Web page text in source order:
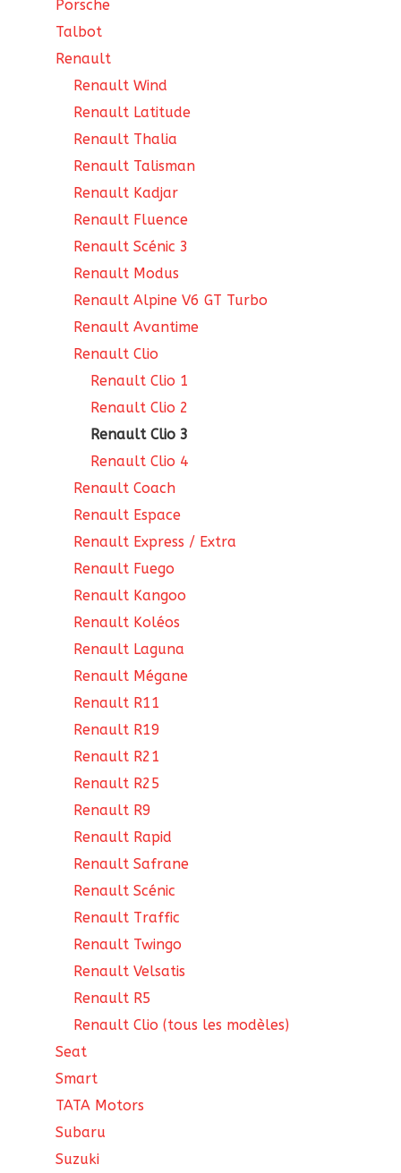
Porsche
Talbot
Renault
Renault Wind
Renault Latitude
Renault Thalia
Renault Talisman
Renault Kadjar
Renault Fluence
Renault Scénic 3
Renault Modus
Renault Alpine V6 GT Turbo
Renault Avantime
Renault Clio
Renault Clio 1
Renault Clio 2
Renault Clio 3
Renault Clio 4
Renault Coach
Renault Espace
Renault Express / Extra
Renault Fuego
Renault Kangoo
Renault Koléos
Renault Laguna
Renault Mégane
Renault R11
Renault R19
Renault R21
Renault R25
Renault R9
Renault Rapid
Renault Safrane
Renault Scénic
Renault Traffic
Renault Twingo
Renault Velsatis
Renault R5
Renault Clio (tous les modèles)
Seat
Smart
TATA Motors
Subaru
Suzuki